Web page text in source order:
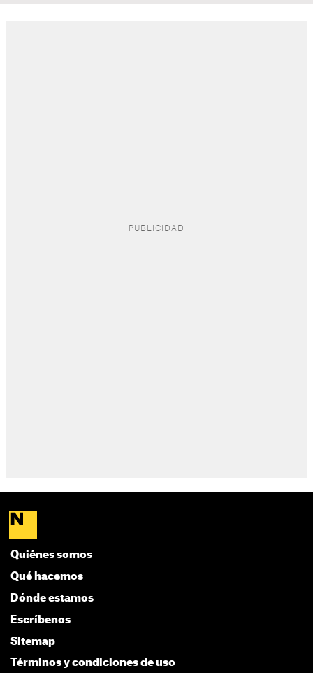
Quiénes somos
Qué hacemos
Dónde estamos
Escríbenos
Sitemap
Términos y condiciones de uso